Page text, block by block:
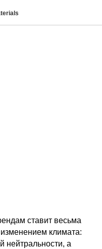
ставит весьма
климата:
нейтральности, а